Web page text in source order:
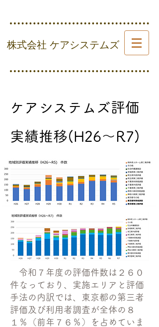
​ 株式会社 ケアシステムズ
​ケアシステムズ評価
実績推移(H26～R7)
令和７年度の評価件数は２６０
件なっており、実施エリアと評価
手法の内訳では、東京都の第三者
評価及び利用者調査が全体の８
１％（前年７６％）を占めていま